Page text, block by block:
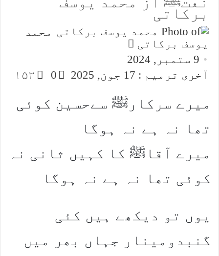
برکاتی
محمد
یوسف برکاتی
an
email
9 ستمبر, 2024
آخری ترمیم : 17 جون, 2025
0 ۱۵۳
میرے سرکارﷺ سےحسین کوئی
تھا نہ ہے نہ ہوگا
میرے آقاﷺ کا کہیں ثانی نہ
کوئی تھا نہ ہے نہ ہوگا
یوں تو دیکھے ہیں کئی
گنبدومینار جہاں بھر میں